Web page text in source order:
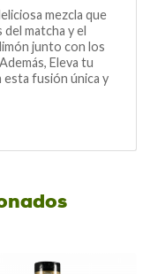
mezcla que
matcha y el
junto con los
Eleva tu
fusión única y